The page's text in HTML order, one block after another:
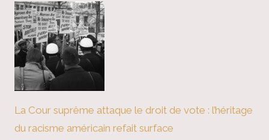
La Cour suprême attaque le droit de vote : l’héritage
du racisme américain refait surface